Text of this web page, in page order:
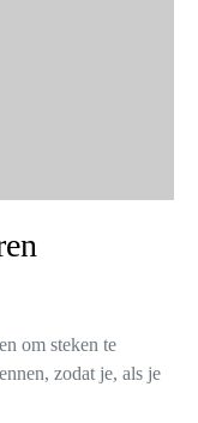
om steken te
zodat je, als je